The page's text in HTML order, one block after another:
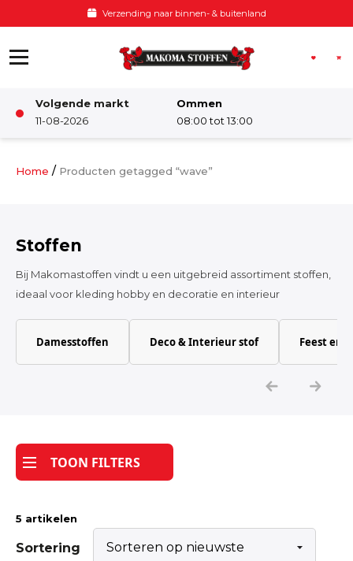
Voor 12:00 besteld, zelfde dag verzonden
Volgende markt
11-08-2026
Ommen
08:00 tot 13:00
Damesstoffen
Katoen
Tijdpakker stof
Home / Producten getagged “wave”
Stoffen
Bij Makomastoffen vindt u een uitgebreid assortiment stoffen,
ideaal voor kleding hobby en decoratie en interieur
Damesstoffen Deco & Interieur stof Feest en
TOON FILTERS
5 artikelen
Sortering